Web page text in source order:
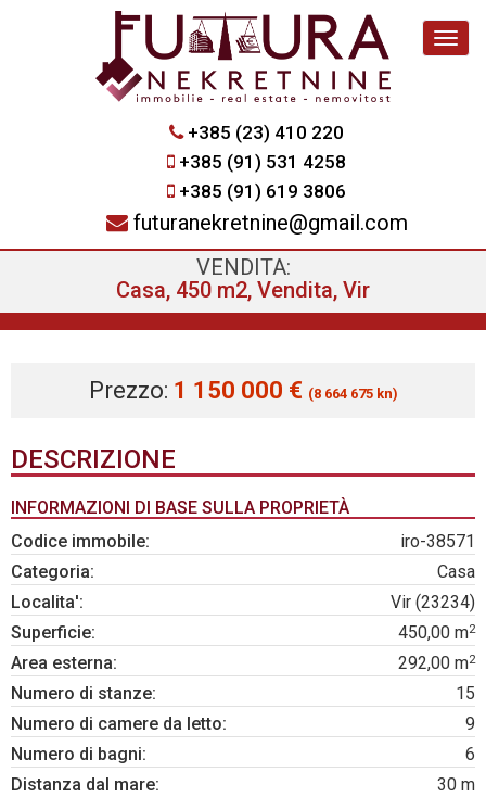
+385 (23) 410 220
+385 (91) 531 4258
+385 (91) 619 3806
futuranekretnine@gmail.com
VENDITA:
Casa, 450 m2, Vendita, Vir
Prezzo: 1 150 000 € (8 664 675 kn)
DESCRIZIONE
INFORMAZIONI DI BASE SULLA PROPRIETÀ
Codice immobile:
iro-38571
Categoria:
Casa
Localita':
Vir (23234)
Superficie:
450,00 m2
Area esterna: 292,00 m2
Numero di stanze:
15
Numero di camere da letto:
9
Numero di bagni:
6
Distanza dal mare:
30 m